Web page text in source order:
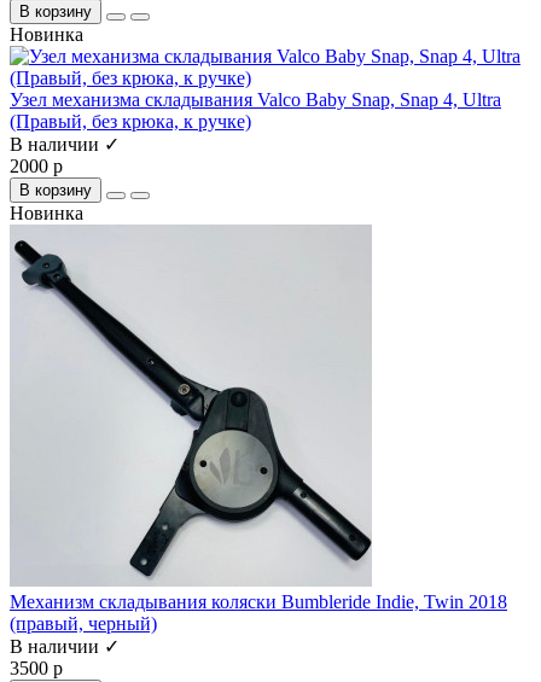
В корзину
Новинка
Узел механизма складывания Valco Baby Snap, Snap 4, Ultra
(Правый, без крюка, к ручке)
В наличии ✓
2000 р
В корзину
Новинка
Механизм складывания коляски Bumbleride Indie, Twin 2018
(правый, черный)
В наличии ✓
3500 р